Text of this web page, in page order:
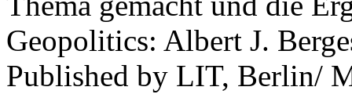
Geopolitics: Albert J.
Published by LIT, Berlin/